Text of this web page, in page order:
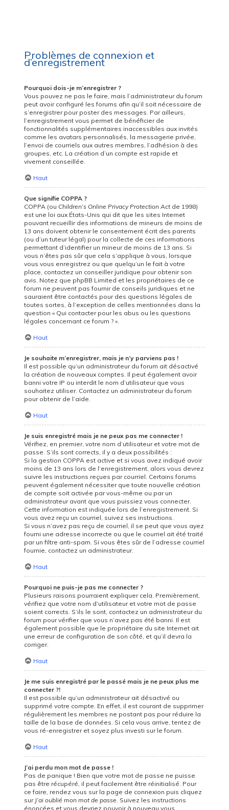
Problèmes de connexion et
d’enregistrement
Pourquoi dois-je m’enregistrer ?
Vous pouvez ne pas le faire, mais l’administrateur du forum
peut avoir configuré les forums afin qu’il soit nécessaire de
s’enregistrer pour poster des messages. Par ailleurs,
l’enregistrement vous permet de bénéficier de
fonctionnalités supplémentaires inaccessibles aux invités
comme les avatars personnalisés, la messagerie privée,
l’envoi de courriels aux autres membres, l’adhésion à des
groupes, etc. La création d’un compte est rapide et
vivement conseillée.
Haut
Que signifie COPPA ?
COPPA (ouChildren’s Online Privacy Protection Actde 1998)
est une loi aux États-Unis qui dit que les sites Internet
pouvant recueillir des informations de mineurs de moins de
13 ans doivent obtenir le consentement écrit des parents
(ou d’un tuteur légal) pour la collecte de ces informations
permettant d’identifier un mineur de moins de 13 ans. Si
vous n’êtes pas sûr que cela s’applique à vous, lorsque
vous vous enregistrez ou que quelqu’un le fait à votre
place, contactez un conseiller juridique pour obtenir son
avis. Notez que phpBB Limited et les propriétaires de ce
forum ne peuvent pas fournir de conseils juridiques et ne
sauraient être contactés pour des questions légales de
toutes sortes, à l’exception de celles mentionnées dans la
question « Qui contacter pour les abus ou les questions
légales concernant ce forum ? ».
Haut
Je souhaite m’enregistrer, mais je n’y parviens pas !
Il est possible qu’un administrateur du forum ait désactivé
la création de nouveaux comptes. Il peut également avoir
banni votre IP ou interdit le nom d’utilisateur que vous
souhaitez utiliser. Contactez un administrateur du forum
pour obtenir de l’aide.
Haut
Je suis enregistré mais je ne peux pas me connecter !
Vérifiez, en premier, votre nom d’utilisateur et votre mot de
passe. S’ils sont corrects, il y a deux possibilités :
Si la gestion COPPA est active et si vous avez indiqué avoir
moins de 13 ans lors de l’enregistrement, alors vous devrez
suivre les instructions reçues par courriel. Certains forums
peuvent également nécessiter que toute nouvelle création
de compte soit activée par vous-même ou par un
administrateur avant que vous puissiez vous connecter.
Cette information est indiquée lors de l’enregistrement. Si
vous avez reçu un courriel, suivez ses instructions.
Si vous n’avez pas reçu de courriel, il se peut que vous ayez
fourni une adresse incorrecte ou que le courriel ait été traité
par un filtre anti-spam. Si vous êtes sûr de l’adresse courriel
fournie, contactez un administrateur.
Haut
Pourquoi ne puis-je pas me connecter ?
Plusieurs raisons pourraient expliquer cela. Premièrement,
vérifiez que votre nom d’utilisateur et votre mot de passe
soient corrects. S’ils le sont, contactez un administrateur du
forum pour vérifier que vous n’avez pas été banni. Il est
également possible que le propriétaire du site Internet ait
une erreur de configuration de son côté, et qu’il devra la
corriger.
Haut
Je me suis enregistré par le passé mais je ne peux plus me
connecter ?!
Il est possible qu’un administrateur ait désactivé ou
supprimé votre compte. En effet, il est courant de supprimer
régulièrement les membres ne postant pas pour réduire la
taille de la base de données. Si cela vous arrive, tentez de
vous ré-enregistrer et soyez plus investi sur le forum.
Haut
J’ai perdu mon mot de passe !
Pas de panique ! Bien que votre mot de passe ne puisse
pas être récupéré, il peut facilement être réinitialisé. Pour
ce faire, rendez vous sur la page de connexion puis cliquez
sur J’ai oublié mon mot de passe. Suivez les instructions
énoncées et vous devriez pouvoir à nouveau vous